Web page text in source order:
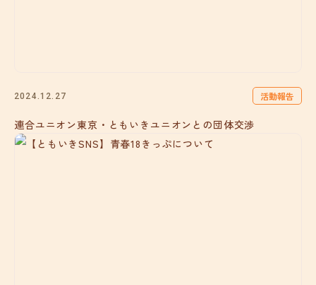
2024.12.27 活動報告
連合ユニオン東京・ともいきユニオンとの団体交渉